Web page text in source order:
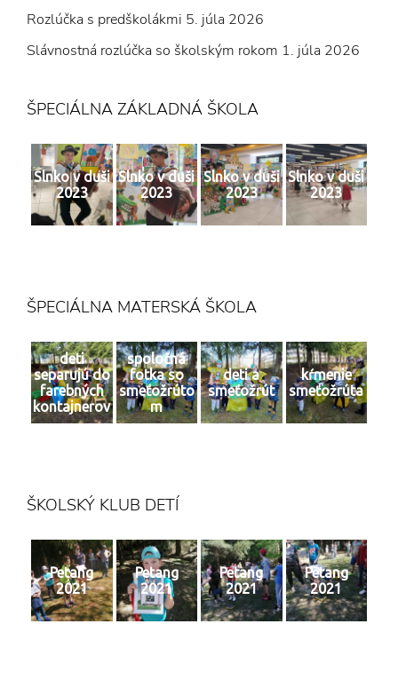
Rozlúčka s predškolákmi 5. júla 2026
Slávnostná rozlúčka so školským rokom 1. júla 2026
ŠPECIÁLNA ZÁKLADNÁ ŠKOLA
Slnko v duši
2023
Slnko v duši
2023
Slnko v duši
2023
Slnko v duši
2023
ŠPECIÁLNA MATERSKÁ ŠKOLA
deti
separujú do
farebných
kontajnerov
spoločná
fotka so
smeťožrúto
m
deti a
smeťožrút
kŕmenie
smeťožrúta
ŠKOLSKÝ KLUB DETÍ
Petang
2021
Petang
2021
Petang
2021
Petang
2021